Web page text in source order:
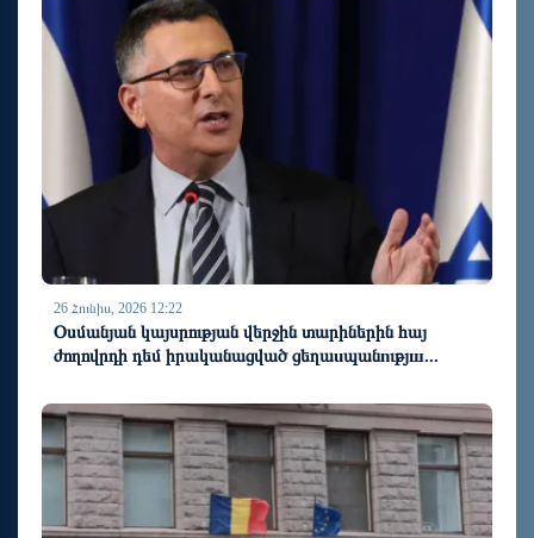
26 Հունիս, 2026 12:22
Օսմանյան կայսրության վերջին տարիներին հայ
ժողովրդի դեմ իրականացված ցեղաuպանnւթյш...